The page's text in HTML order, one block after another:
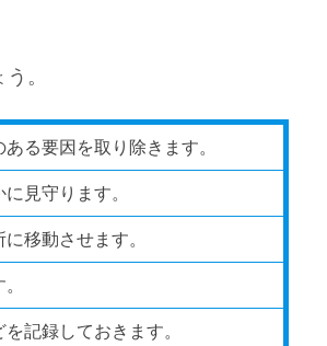
。
る要因を取り除きます。
見守ります。
移動させます。
記録しておきます。